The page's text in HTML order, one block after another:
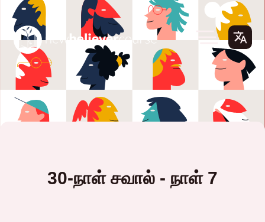
30-நாள் சவால் - நாள் 7